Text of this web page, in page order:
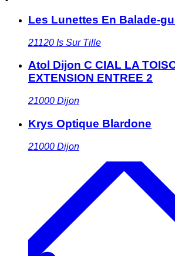
Les Lunettes En Balade-
21120 Is Sur Tille
Atol Dijon C CIAL LA
EXTENSION ENTREE 2
21000 Dijon
Krys Optique Blardone
21000 Dijon